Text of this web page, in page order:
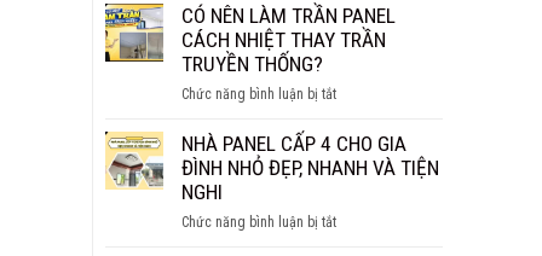
NHIÊU
1M2?
GIÁ
TIẾT
PANEL
BAO
1M2?
GIÁ
MỚI
2026
CÓ NÊN LÀM TRẦN PANEL
CÁCH NHIỆT THAY TRẦN
TRUYỀN THỐNG?
Chức năng bình luận bị tắtở
NÊN
LÀM
CÁCH
NHÀ PANEL CẤP 4 CHO GIA
ĐÌNH NHỎ ĐẸP, NHANH VÀ TIỆN
NGHI
Chức năng bình luận bị tắtở